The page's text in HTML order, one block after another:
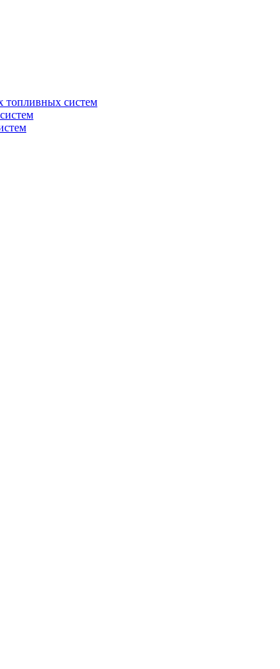
топливных систем